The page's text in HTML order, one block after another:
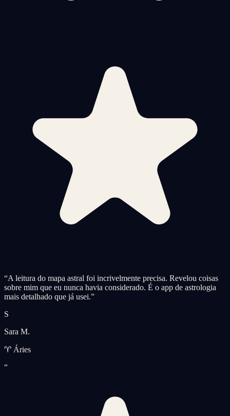
“A leitura do mapa astral foi incrivelmente precisa. Revelou coisas
sobre mim que eu nunca havia considerado. É o app de astrologia
mais detalhado que já usei.”
S
Sara M.
♈ Áries
“